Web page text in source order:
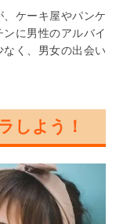
ケーキ屋やパンケ
に男性のアルバイ
なく、男女の出会い
しよう！